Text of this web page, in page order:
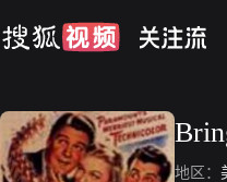
地区：